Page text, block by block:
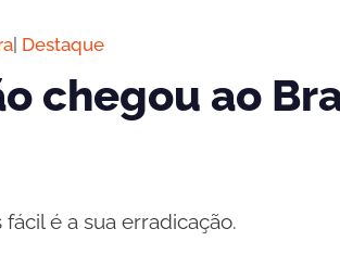
Destaque
chegou ao
é a sua erradicação.